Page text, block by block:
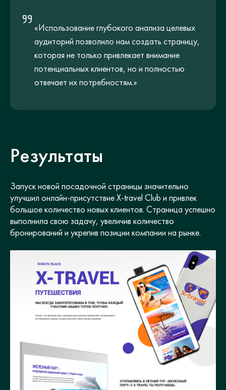
«Использование глубокого анализа целевых
аудиторий позволило нам создать страницу,
которая не только привлекает внимание
потенциальных клиентов, но и полностью
отвечает их потребностям.»
Результаты
Запуск новой посадочной страницы значительно
улучшил онлайн-присутствие X-travel Club и привлек
большое количество новых клиентов. Страница успешно
выполнила свою задачу, увеличив количество
бронирований и укрепив позиции компании на рынке.